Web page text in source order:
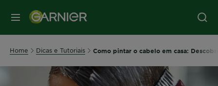
MENU
Home Dicas e Tutoriais Como pintar o cabelo em casa: